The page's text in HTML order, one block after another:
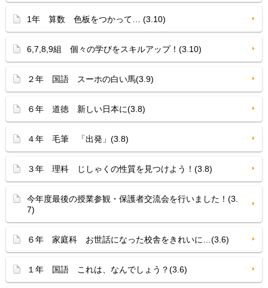
1年 算数 色板をつかって… (3.10)
6,7,8,9組 個々の学びをスキルアップ！(3.10)
２年 国語 スーホの白い馬(3.9)
６年 道徳 新しい日本に(3.8)
４年 毛筆 「出発」(3.8)
３年 理科 じしゃくの性質を見つけよう！(3.8)
今年度最後の授業参観・保護者交流会を行いました！(3.
7)
６年 家庭科 お世話になった校舎をきれいに…(3.6)
１年 国語 これは、なんでしょう？(3.6)